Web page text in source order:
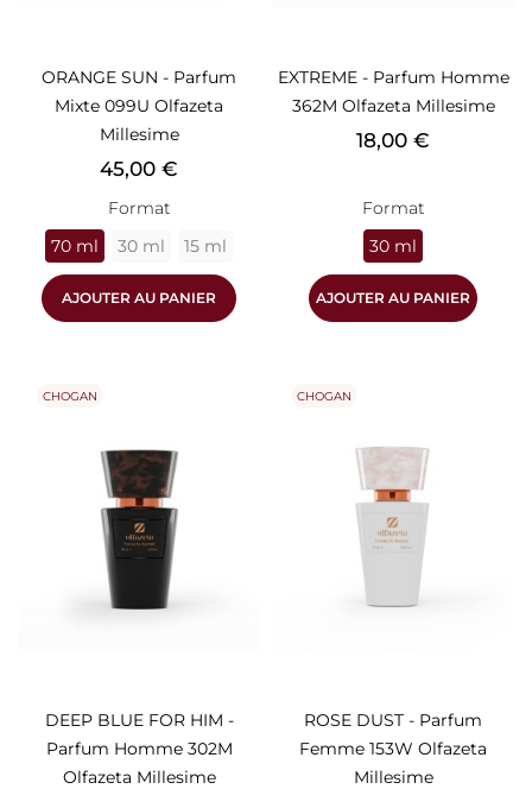
ORANGE SUN - Parfum
Mixte 099U Olfazeta
Millesime
Prix
45,00 €
Format
70 ml
30 ml 15 ml
AJOUTER AU PANIER
EXTREME - Parfum Homme
362M Olfazeta Millesime
Prix
18,00 €
Format
30 ml
AJOUTER AU PANIER
DEEP BLUE FOR HIM -
Parfum Homme 302M
Olfazeta Millesime
CHOGAN
ROSE DUST - Parfum
Femme 153W Olfazeta
Millesime
CHOGAN